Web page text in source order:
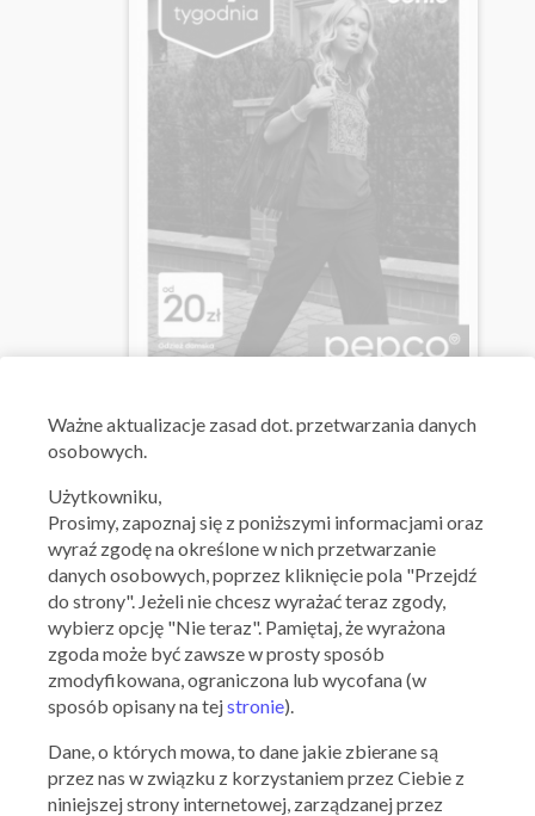
Ważne aktualizacje zasad dot. przetwarzania danych
osobowych.
Użytkowniku,
Prosimy, zapoznaj się z poniższymi informacjami oraz
wyraź zgodę na określone w nich przetwarzanie
danych osobowych, poprzez kliknięcie pola "Przejdź
do strony". Jeżeli nie chcesz wyrażać teraz zgody,
wybierz opcję "Nie teraz". Pamiętaj, że wyrażona
zgoda może być zawsze w prosty sposób
zmodyfikowana, ograniczona lub wycofana (w
sposób opisany na tejstronie).
Dane, o których mowa, to dane jakie zbierane są
przez nas w związku z korzystaniem przez Ciebie z
niniejszej strony internetowej, zarządzanej przez